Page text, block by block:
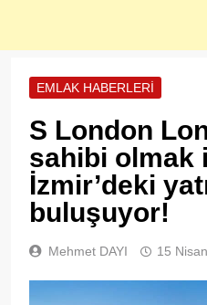
EMLAK HABERLERI
S London
sahibi olmak
İzmir’deki
buluşuyor!
Mehmet DAYI 15